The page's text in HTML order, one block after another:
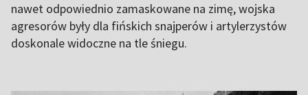
nawet odpowiednio zamaskowane na zimę, wojska
agresorów były dla fińskich snajperów i artylerzystów
doskonale widoczne na tle śniegu.